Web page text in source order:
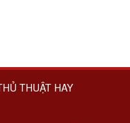
THUẬT HAY